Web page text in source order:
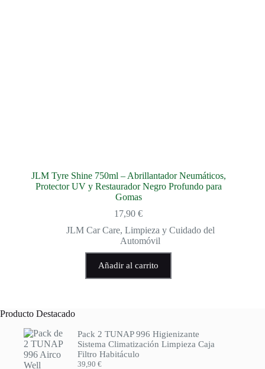
JLM Tyre Shine 750ml – Abrillantador Neumáticos,
Protector UV y Restaurador Negro Profundo para
Gomas
17,90€
JLM Car Care, Limpieza y Cuidado del
Automóvil
Añadir al carrito
Producto Destacado
Pack 2 TUNAP 996 Higienizante
Sistema Climatización Limpieza Caja
Filtro Habitáculo
39,90 €